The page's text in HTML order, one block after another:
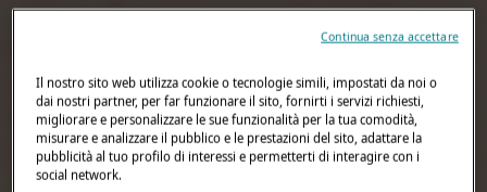
Il nostro sito web utilizza cookie o tecnologie simili, impostati da noi o
dai nostri partner, per far funzionare il sito, fornirti i servizi richiesti,
migliorare e personalizzare le sue funzionalità per la tua comodità,
misurare e analizzare il pubblico e le prestazioni del sito, adattare la
pubblicità al tuo profilo di interessi e permetterti di interagire con i
social network.
Continua senza accettare